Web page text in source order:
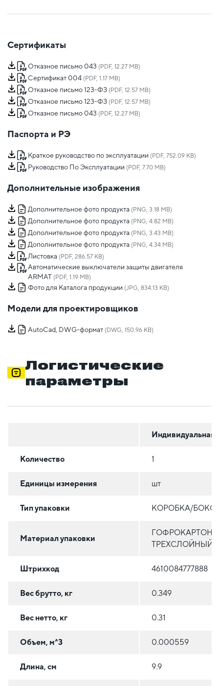
Сертификаты
Отказное письмо 043 (PDF, 12.27 MB)
Сертификат 004 (PDF, 1.17 MB)
Отказное письмо 123-ФЗ (PDF, 12.57 MB)
Отказное письмо 123-ФЗ (PDF, 12.57 MB)
Отказное письмо 043 (PDF, 12.27 MB)
Паспорта и РЭ
Краткое руководство по эксплуатации (PDF, 752.09 KB)
Руководство По Эксплуатации (PDF, 7.70 MB)
Дополнительные изображения
Дополнительное фото продукта (PNG, 3.18 MB)
Дополнительное фото продукта (PNG, 4.82 MB)
Дополнительное фото продукта (PNG, 3.43 MB)
Дополнительное фото продукта (PNG, 4.34 MB)
Листовка (PDF, 286.57 KB)
Автоматические выключатели защиты двигателя
ARMAT (PDF, 1.19 MB)
Фото для Каталога продукции (JPG, 834.13 KB)
Модели для проектировщиков
AutoCad, DWG-формат (DWG, 150.96 KB)
Логистические
параметры
Индивидуальная
Количество 1
Единицы измерения шт
Тип упаковки КОРОБКА/БОКС
Материал упаковки
ГОФРОКАРТОН
ТРЕХСЛОЙНЫЙ
Штрихкод 4610084777888
Вес брутто, кг 0.349
Вес нетто, кг 0.31
Объем, м^3 0.000559
Длина, см 9.9